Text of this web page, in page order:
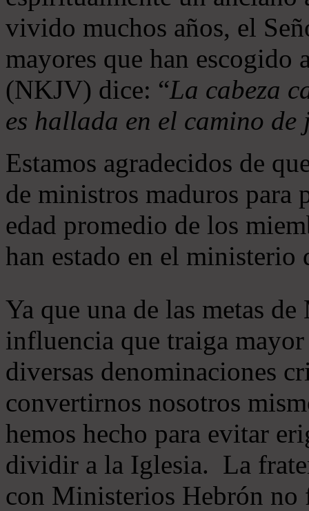
vivido muchos años, el
mayores que han
(NKJV) dice: “La cabeza
es hallada en el camino de
Estamos agradecidos de
de ministros maduros
edad promedio de los
han estado en el ministerio
Ya que una de las metas
influencia que traiga
diversas denominaciones
convertirnos nosotros
hemos hecho para evitar
dividir a la Iglesia. La
con Ministerios Hebrón no